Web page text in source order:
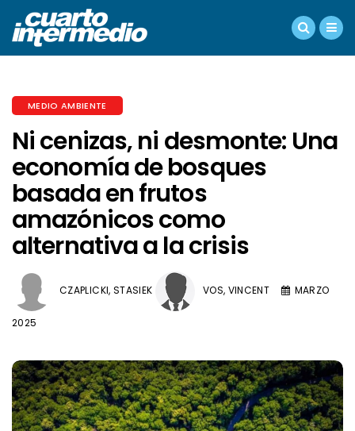
MEDIO AMBIENTE
Ni cenizas, ni desmonte: Una
economía de bosques
basada en frutos
amazónicos como
alternativa a la crisis
CZAPLICKI, STASIEK VOS, VINCENT MARZO
2025